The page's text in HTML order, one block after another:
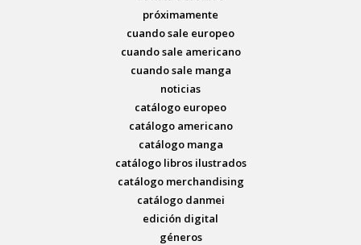
próximamente
cuando sale europeo
cuando sale americano
cuando sale manga
noticias
catálogo europeo
catálogo americano
catálogo manga
catálogo libros ilustrados
catálogo merchandising
catálogo danmei
edición digital
géneros